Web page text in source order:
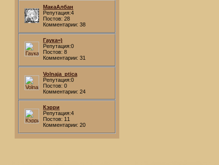
МакаАлбан
Репутация:4
Постов: 28
Комментарии: 38
Гаука=)
Репутация:0
Постов: 8
Комментарии: 31
Volnaja_ptica
Репутация:0
Постов: 0
Комментарии: 24
Кэрри
Репутация:4
Постов: 11
Комментарии: 20